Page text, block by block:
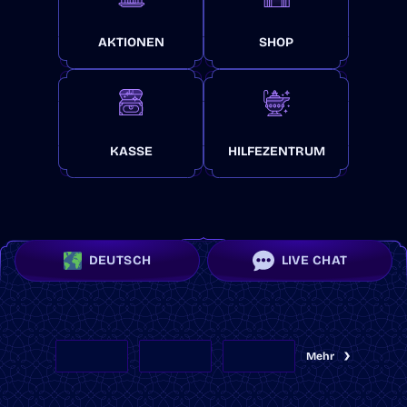
AKTIONEN SHOP
KASSE HILFEZENTRUM
DEUTSCH LIVE CHAT
Mehr